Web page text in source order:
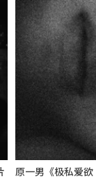
原一男《极私爱